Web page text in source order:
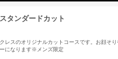
スタンダードカット
クレスのオリジナルカットコースです。お顔そ
ーになります※メンズ限定